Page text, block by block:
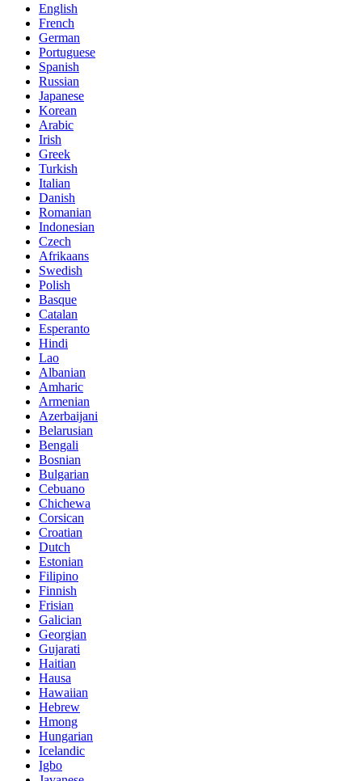
English
French
German
Portuguese
Spanish
Russian
Japanese
Korean
Arabic
Irish
Greek
Turkish
Italian
Danish
Romanian
Indonesian
Czech
Afrikaans
Swedish
Polish
Basque
Catalan
Esperanto
Hindi
Lao
Albanian
Amharic
Armenian
Azerbaijani
Belarusian
Bengali
Bosnian
Bulgarian
Cebuano
Chichewa
Corsican
Croatian
Dutch
Estonian
Filipino
Finnish
Frisian
Galician
Georgian
Gujarati
Haitian
Hausa
Hawaiian
Hebrew
Hmong
Hungarian
Icelandic
Igbo